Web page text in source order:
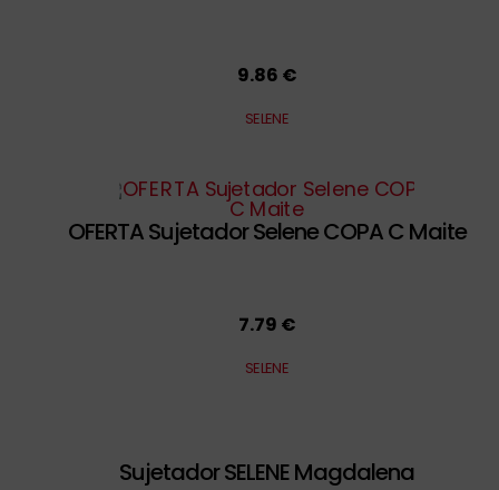
9.86 €
SELENE
OFERTA Sujetador Selene COPA C Maite
7.79 €
SELENE
Sujetador SELENE Magdalena